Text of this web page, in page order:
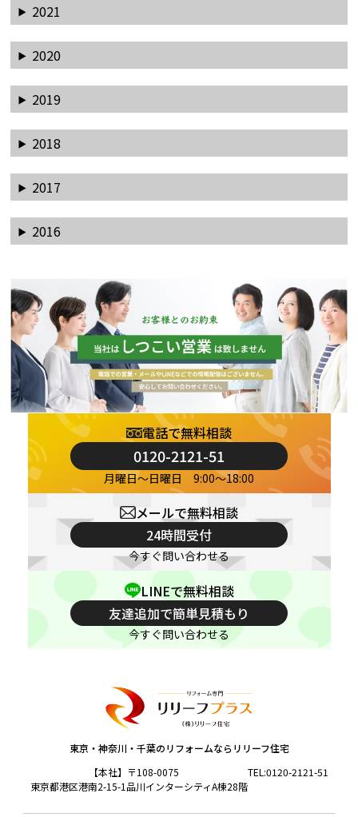
2021
2020
2019
2018
2017
2016
電話で無料相談
0120-2121-51
月曜日～日曜日 9:00～18:00
メールで無料相談
24時間受付
今すぐ問い合わせる
LINEで無料相談
友達追加で簡単見積もり
今すぐ問い合わせる
東京・神奈川・千葉のリフォームならリリーフ住宅
【本社】〒108-0075
東京都港区港南2-15-1品川インターシティA棟28階
TEL:0120-2121-51